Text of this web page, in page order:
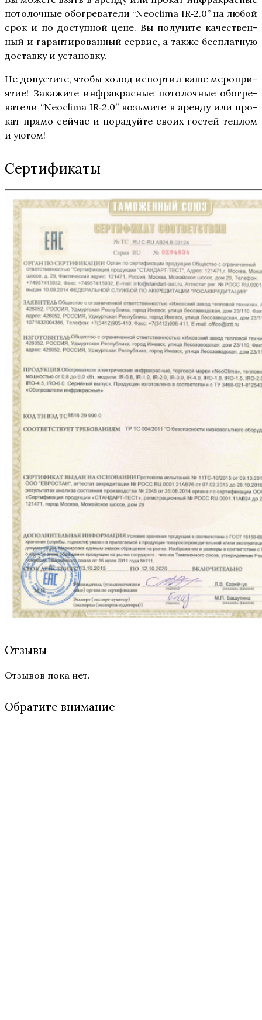
пото­лоч­ные обо­гре­ва­те­ли “Neoclima IR‑2.0” на любой
срок и по доступ­ной цене. Вы полу­чи­те каче­ствен­
ный и гаран­ти­ро­ван­ный сер­вис, а так­же бес­плат­ную
достав­ку и установку.
Не допу­сти­те, что­бы холод испор­тил ваше меро­при­
я­тие! Зака­жи­те инфра­крас­ные пото­лоч­ные обо­гре­
ва­те­ли “Neoclima IR‑2.0” возь­ми­те в арен­ду или про­
кат пря­мо сей­час и пора­дуй­те сво­их гостей теп­лом
и уютом!
Сертификаты
Отзывы
Отзывов пока нет.
Обратите внимание